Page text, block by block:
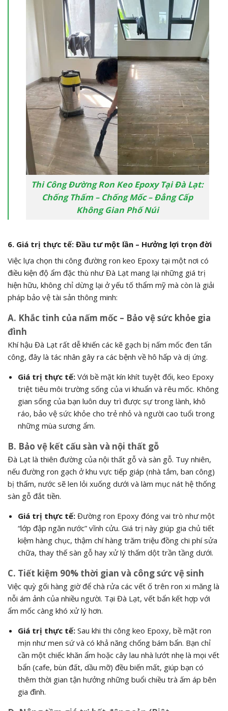
Thi Công Đường Ron Keo Epoxy Tại Đà Lạt:
Chống Thấm – Chống Mốc – Đẳng Cấp
Không Gian Phố Núi
6. Giá trị thực tế: Đầu tư một lần – Hưởng lợi trọn đời
Việc lựa chọn thi công đường ron keo Epoxy tại một nơi có
điều kiện độ ẩm đặc thù như Đà Lạt mang lại những giá trị
hiện hữu, không chỉ dừng lại ở yếu tố thẩm mỹ mà còn là giải
pháp bảo vệ tài sản thông minh:
A. Khắc tinh của nấm mốc – Bảo vệ sức khỏe gia
đình
Khí hậu Đà Lạt rất dễ khiến các kẽ gạch bị nấm mốc đen tấn
công, đây là tác nhân gây ra các bệnh về hô hấp và dị ứng.
Giá trị thực tế:Với bề mặt kín khít tuyệt đối, keo Epoxy
triệt tiêu môi trường sống của vi khuẩn và rêu mốc. Không
gian sống của bạn luôn duy trì được sự trong lành, khô
ráo, bảo vệ sức khỏe cho trẻ nhỏ và người cao tuổi trong
những mùa sương ẩm.
B. Bảo vệ kết cấu sàn và nội thất gỗ
Đà Lạt là thiên đường của nội thất gỗ và sàn gỗ. Tuy nhiên,
nếu đường ron gạch ở khu vực tiếp giáp (nhà tắm, ban công)
bị thấm, nước sẽ len lỏi xuống dưới và làm mục nát hệ thống
sàn gỗ đắt tiền.
Giá trị thực tế:Đường ron Epoxy đóng vai trò như một
“lớp đập ngăn nước” vĩnh cửu. Giá trị này giúp gia chủ tiết
kiệm hàng chục, thậm chí hàng trăm triệu đồng chi phí sửa
chữa, thay thế sàn gỗ hay xử lý thấm dột trần tầng dưới.
C. Tiết kiệm 90% thời gian và công sức vệ sinh
Việc quỳ gối hàng giờ để chà rửa các vết ố trên ron xi măng là
nỗi ám ảnh của nhiều người. Tại Đà Lạt, vết bẩn kết hợp với
ẩm mốc càng khó xử lý hơn.
Giá trị thực tế:Sau khi thi công keo Epoxy, bề mặt ron
mịn như men sứ và có khả năng chống bám bẩn. Bạn chỉ
cần một chiếc khăn ẩm hoặc cây lau nhà lướt nhẹ là mọi vết
bẩn (cafe, bùn đất, dầu mỡ) đều biến mất, giúp bạn có
thêm thời gian tận hưởng những buổi chiều trà ấm áp bên
gia đình.